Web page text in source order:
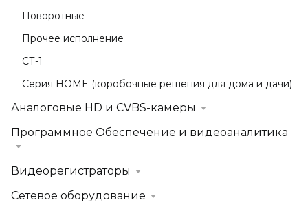
Поворотные
Прочее исполнение
СТ-1
Серия HOME (коробочные решения для дома и дачи)
Аналоговые HD и CVBS-камеры
Программное Обеспечение и видеоаналитика
Видеорегистраторы
Сетевое оборудование